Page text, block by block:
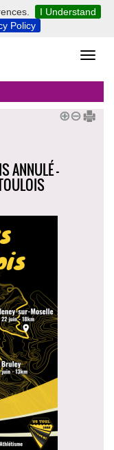
I Understand
Policy
ANNULÉ -